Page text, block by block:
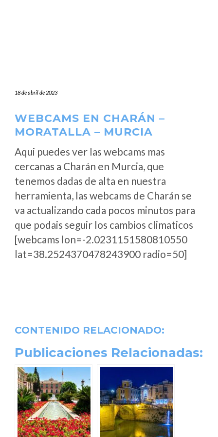
18 de abril de 2023
WEBCAMS EN CHARÁN –
MORATALLA – MURCIA
Aqui puedes ver las webcams mas
cercanas a Charán en Murcia, que
tenemos dadas de alta en nuestra
herramienta, las webcams de Charán se
va actualizando cada pocos minutos para
que podais seguir los cambios climaticos
[webcams lon=-2.0231151580810550
lat=38.2524370478243900 radio=50]
CONTENIDO RELACIONADO:
Publicaciones Relacionadas: